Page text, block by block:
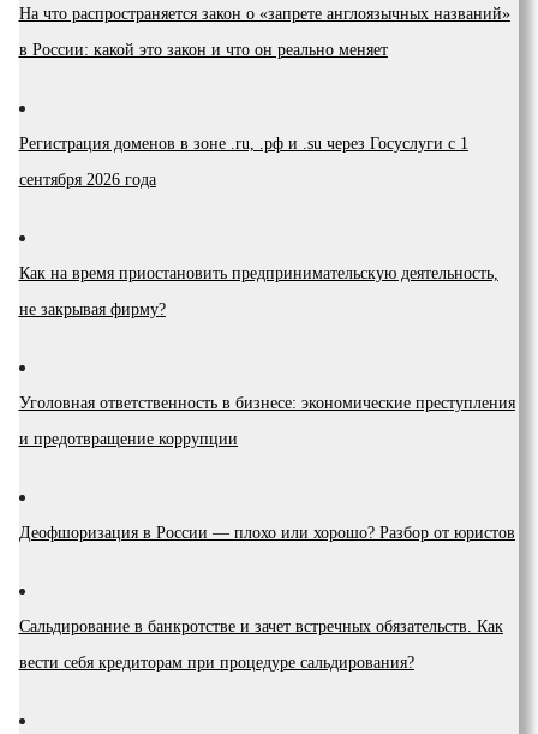
На что распространяется закон о «запрете англоязычных названий»
в России: какой это закон и что он реально меняет
Регистрация доменов в зоне .ru, .рф и .su через Госуслуги с 1
сентября 2026 года
Как на время приостановить предпринимательскую деятельность,
не закрывая фирму?
Уголовная ответственность в бизнесе: экономические преступления
и предотвращение коррупции
Деофшоризация в России — плохо или хорошо? Разбор от юристов
Сальдирование в банкротстве и зачет встречных обязательств. Как
вести себя кредиторам при процедуре сальдирования?